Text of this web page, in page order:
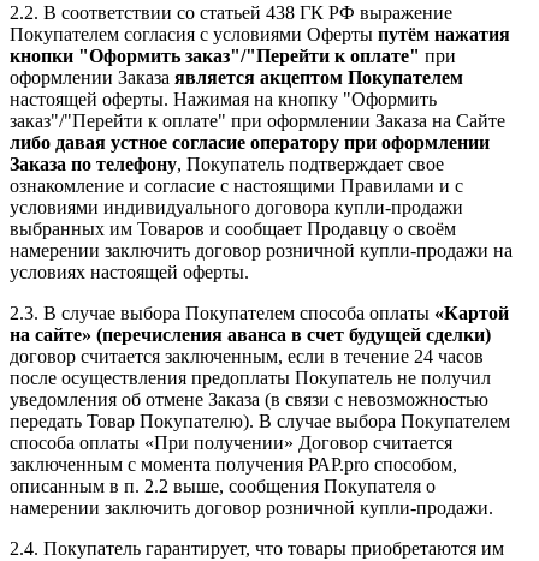
2.2. В соответствии со статьей 438 ГК РФ выражение
Покупателем согласия с условиями Оферты путём нажатия
кнопки "Оформить заказ"/"Перейти к оплате" при
оформлении Заказа является акцептом Покупателем
настоящей оферты. Нажимая на кнопку "Оформить
заказ"/"Перейти к оплате" при оформлении Заказа на Сайте
либо давая устное согласие оператору при оформлении
Заказа по телефону, Покупатель подтверждает свое
ознакомление и согласие с настоящими Правилами и с
условиями индивидуального договора купли-продажи
выбранных им Товаров и сообщает Продавцу о своём
намерении заключить договор розничной купли-продажи на
условиях настоящей оферты.
2.3. В случае выбора Покупателем способа оплаты «Картой
на сайте» (перечисления аванса в счет будущей сделки)
договор считается заключенным, если в течение 24 часов
после осуществления предоплаты Покупатель не получил
уведомления об отмене Заказа (в связи с невозможностью
передать Товар Покупателю). В случае выбора Покупателем
способа оплаты «При получении» Договор считается
заключенным с момента получения РАР.pro способом,
описанным в п. 2.2 выше, сообщения Покупателя о
намерении заключить договор розничной купли-продажи.
2.4. Покупатель гарантирует, что товары приобретаются им